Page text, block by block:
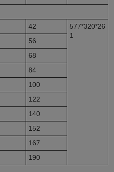
42
577*320*26
1
56
68
84
100
122
140
152
167
190